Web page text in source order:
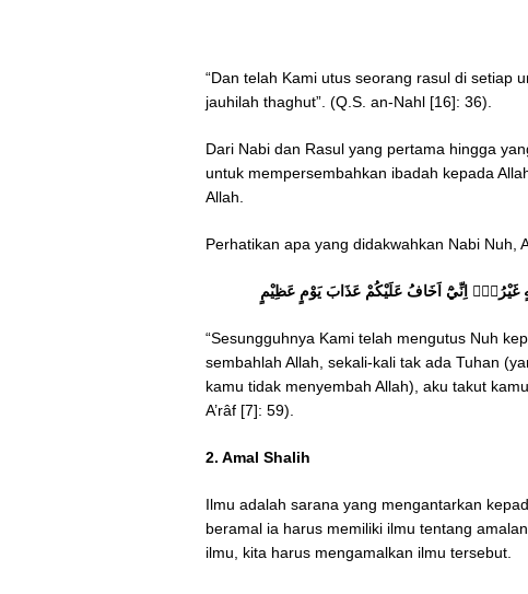
“Dan telah Kami utus seorang rasul di setiap
jauhilah thaghut”. (Q.S. an-Nahl [16]: 36).
Dari Nabi dan Rasul yang pertama hingga
untuk mempersembahkan ibadah kepada
Allah.
Perhatikan apa yang didakwahkan Nabi Nuh,
غَيْرُهٗۗ اِنِّيْٓ اَخَافُ عَلَيْكُمْ عَذَابَ يَوْمٍ عَظِيْمٍ
“Sesungguhnya Kami telah mengutus Nuh
sembahlah Allah, sekali-kali tak ada Tuhan
kamu tidak menyembah Allah), aku takut
A’râf [7]: 59).
2. Amal Shalih
Ilmu adalah sarana yang mengantarkan
beramal ia harus memiliki ilmu tentang
ilmu, kita harus mengamalkan ilmu tersebut.